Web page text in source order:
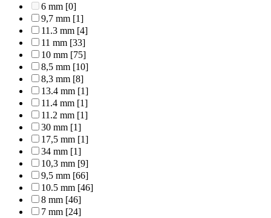
6 mm [0]
9,7 mm [1]
11.3 mm [4]
11 mm [33]
10 mm [75]
8,5 mm [10]
8,3 mm [8]
13.4 mm [1]
11.4 mm [1]
11.2 mm [1]
30 mm [1]
17,5 mm [1]
34 mm [1]
10,3 mm [9]
9,5 mm [66]
10.5 mm [46]
8 mm [46]
7 mm [24]